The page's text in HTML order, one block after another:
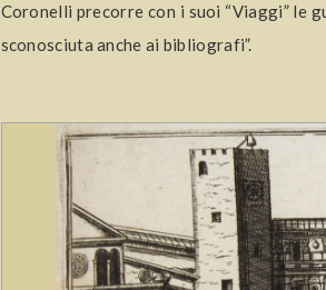
Coronelli precorre con i suoi “Viaggi” le
sconosciuta anche ai bibliografi”.